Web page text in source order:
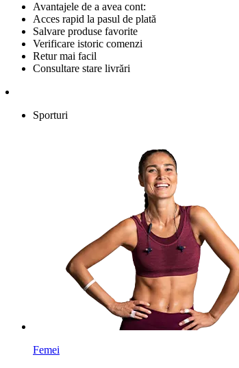
Avantajele de a avea cont:
Acces rapid la pasul de plată
Salvare produse favorite
Verificare istoric comenzi
Retur mai facil
Consultare stare livrări
Sporturi
Femei